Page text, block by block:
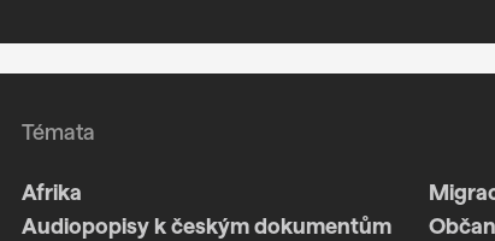
Témata
Afrika
Audiopopisy k českým dokumentům